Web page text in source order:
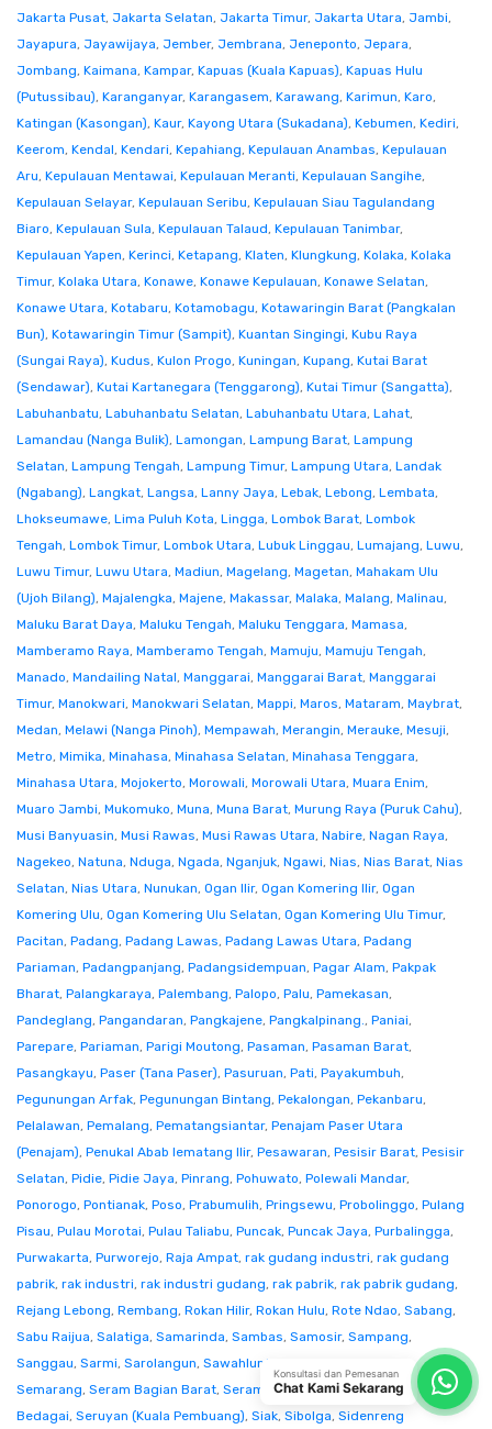
Jakarta Pusat, Jakarta Selatan, Jakarta Timur, Jakarta Utara, Jambi,
Jayapura, Jayawijaya, Jember, Jembrana, Jeneponto, Jepara,
Jombang, Kaimana, Kampar, Kapuas (Kuala Kapuas), Kapuas Hulu
(Putussibau), Karanganyar, Karangasem, Karawang, Karimun, Karo,
Katingan (Kasongan), Kaur, Kayong Utara (Sukadana), Kebumen, Kediri,
Keerom, Kendal, Kendari, Kepahiang, Kepulauan Anambas, Kepulauan
Aru, Kepulauan Mentawai, Kepulauan Meranti, Kepulauan Sangihe,
Kepulauan Selayar, Kepulauan Seribu, Kepulauan Siau Tagulandang
Biaro, Kepulauan Sula, Kepulauan Talaud, Kepulauan Tanimbar,
Kepulauan Yapen, Kerinci, Ketapang, Klaten, Klungkung, Kolaka, Kolaka
Timur, Kolaka Utara, Konawe, Konawe Kepulauan, Konawe Selatan,
Konawe Utara, Kotabaru, Kotamobagu, Kotawaringin Barat (Pangkalan
Bun), Kotawaringin Timur (Sampit), Kuantan Singingi, Kubu Raya
(Sungai Raya), Kudus, Kulon Progo, Kuningan, Kupang, Kutai Barat
(Sendawar), Kutai Kartanegara (Tenggarong), Kutai Timur (Sangatta),
Labuhanbatu, Labuhanbatu Selatan, Labuhanbatu Utara, Lahat,
Lamandau (Nanga Bulik), Lamongan, Lampung Barat, Lampung
Selatan, Lampung Tengah, Lampung Timur, Lampung Utara, Landak
(Ngabang), Langkat, Langsa, Lanny Jaya, Lebak, Lebong, Lembata,
Lhokseumawe, Lima Puluh Kota, Lingga, Lombok Barat, Lombok
Tengah, Lombok Timur, Lombok Utara, Lubuk Linggau, Lumajang, Luwu,
Luwu Timur, Luwu Utara, Madiun, Magelang, Magetan, Mahakam Ulu
(Ujoh Bilang), Majalengka, Majene, Makassar, Malaka, Malang, Malinau,
Maluku Barat Daya, Maluku Tengah, Maluku Tenggara, Mamasa,
Mamberamo Raya, Mamberamo Tengah, Mamuju, Mamuju Tengah,
Manado, Mandailing Natal, Manggarai, Manggarai Barat, Manggarai
Timur, Manokwari, Manokwari Selatan, Mappi, Maros, Mataram, Maybrat,
Medan, Melawi (Nanga Pinoh), Mempawah, Merangin, Merauke, Mesuji,
Metro, Mimika, Minahasa, Minahasa Selatan, Minahasa Tenggara,
Minahasa Utara, Mojokerto, Morowali, Morowali Utara, Muara Enim,
Muaro Jambi, Mukomuko, Muna, Muna Barat, Murung Raya (Puruk Cahu),
Musi Banyuasin, Musi Rawas, Musi Rawas Utara, Nabire, Nagan Raya,
Nagekeo, Natuna, Nduga, Ngada, Nganjuk, Ngawi, Nias, Nias Barat, Nias
Selatan, Nias Utara, Nunukan, Ogan Ilir, Ogan Komering Ilir, Ogan
Komering Ulu, Ogan Komering Ulu Selatan, Ogan Komering Ulu Timur,
Pacitan, Padang, Padang Lawas, Padang Lawas Utara, Padang
Pariaman, Padangpanjang, Padangsidempuan, Pagar Alam, Pakpak
Bharat, Palangkaraya, Palembang, Palopo, Palu, Pamekasan,
Pandeglang, Pangandaran, Pangkajene, Pangkalpinang., Paniai,
Parepare, Pariaman, Parigi Moutong, Pasaman, Pasaman Barat,
Pasangkayu, Paser (Tana Paser), Pasuruan, Pati, Payakumbuh,
Pegunungan Arfak, Pegunungan Bintang, Pekalongan, Pekanbaru,
Pelalawan, Pemalang, Pematangsiantar, Penajam Paser Utara
(Penajam), Penukal Abab lematang Ilir, Pesawaran, Pesisir Barat, Pesisir
Selatan, Pidie, Pidie Jaya, Pinrang, Pohuwato, Polewali Mandar,
Ponorogo, Pontianak, Poso, Prabumulih, Pringsewu, Probolinggo, Pulang
Pisau, Pulau Morotai, Pulau Taliabu, Puncak, Puncak Jaya, Purbalingga,
Purwakarta, Purworejo, Raja Ampat, rak gudang industri, rak gudang
pabrik, rak industri, rak industri gudang, rak pabrik, rak pabrik gudang,
Rejang Lebong, Rembang, Rokan Hilir, Rokan Hulu, Rote Ndao, Sabang,
Sabu Raijua, Salatiga, Samarinda, Sambas, Samosir, Sampang,
Sanggau, Sarmi, Sarolangun, Sawahlunto
Semarang, Seram Bagian Barat, Seram Bagian Timur,Serang Serdang
Bedagai, Seruyan (Kuala Pembuang), Siak, Sibolga, Sidenreng
Konsultasi dan Pemesanan
Chat Kami Sekarang